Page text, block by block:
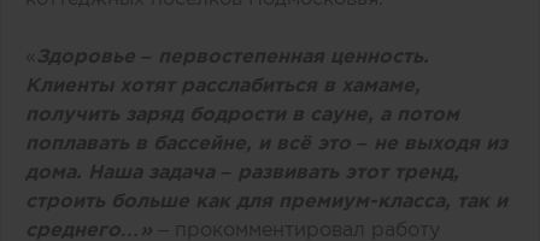
« Здоровье – первостепенная ценность.
Клиенты хотят расслабиться в хамаме,
получить заряд бодрости в сауне, а потом
поплавать в бассейне, и всё это – не выходя из
дома. Наша задача – развивать этот тренд,
строить больше как для премиум-класса, так и
среднего…» – прокомментировал работу